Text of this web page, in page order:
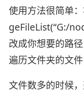
使用方法很简单
geFileList(“G:/
改成你想要的路
遍历文件夹的文
文件数多的时候